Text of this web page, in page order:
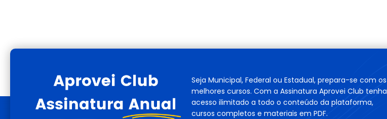
Seja Municipal, Federal ou Estadual, prepara-se com os
melhores cursos. Com a Assinatura Aprovei Club tenha
acesso ilimitado a todo o conteúdo da plataforma,
cursos completos e materiais em PDF.